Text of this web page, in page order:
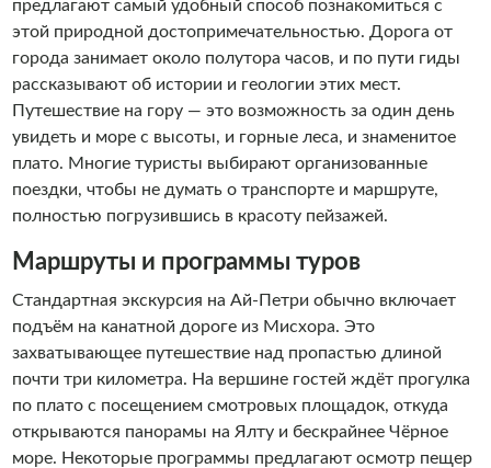
предлагают самый удобный способ познакомиться с
этой природной достопримечательностью. Дорога от
города занимает около полутора часов, и по пути гиды
рассказывают об истории и геологии этих мест.
Путешествие на гору — это возможность за один день
увидеть и море с высоты, и горные леса, и знаменитое
плато. Многие туристы выбирают организованные
поездки, чтобы не думать о транспорте и маршруте,
полностью погрузившись в красоту пейзажей.
Маршруты и программы туров
Стандартная экскурсия на Ай-Петри обычно включает
подъём на канатной дороге из Мисхора. Это
захватывающее путешествие над пропастью длиной
почти три километра. На вершине гостей ждёт прогулка
по плато с посещением смотровых площадок, откуда
открываются панорамы на Ялту и бескрайнее Чёрное
море. Некоторые программы предлагают осмотр пещер